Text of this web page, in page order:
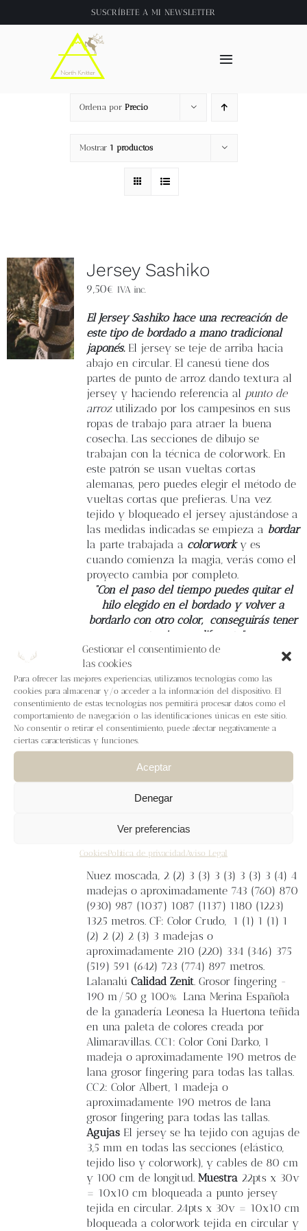
Gestionar el consentimiento de
las cookies
Para ofrecer las mejores experiencias, utilizamos tecnologías como las
cookies para almacenar y/o acceder a la información del dispositivo. El
consentimiento de estas tecnologías nos permitirá procesar datos como el
comportamiento de navegación o las identificaciones únicas en este sitio.
No consentir o retirar el consentimiento, puede afectar negativamente a
ciertas características y funciones.
Aceptar
Denegar
Ver preferencias
CookiesPolítica de privacidad Aviso Legal
al
SUSCRÍBETE A MI NEWSLETTER
Toggle
Inicio
About
Tienda
Videos
Blog
Contacto
Newsletter
Carrito
Ordena por Precio
Mostrar 1 productos
Jersey Sashiko
9,50€ IVA inc.
El Jersey Sashiko hace una recreación de
este tipo de bordado a mano tradicional
japonés.El jersey se teje de arriba hacia
abajo en circular. El canesú tiene dos
partes de punto de arroz dando textura al
jersey y haciendo referencia al punto de
arrozutilizado por los campesinos en sus
ropas de trabajo para atraer la buena
cosecha. Las secciones de dibujo se
trabajan con la técnica de colorwork. En
este patrón se usan vueltas cortas
alemanas, pero puedes elegir el método de
vueltas cortas que prefieras. Una vez
tejido y bloqueado el jersey ajustándose a
las medidas indicadas se empieza a bordar
la parte trabajada a colorwork y es
cuando comienza la magia, verás como el
proyecto cambia por completo.
“Con el paso del tiempo puedes quitar el
hilo elegido en el bordado y volver a
bordarlo con otro color, conseguirás tener
otro jersey diferente”
Tallas1 (2) 3 (4) 5 (6) 7 (8) 9 (10) 11
Medidas finalesContorno de pecho: 82 (85)
93 (97) 105 (113) 120 (125) 133 (138) 150 cm.
Contorno de manga: 26 (26,5) 29 (30) 32
(34) 37,5 (39) 39,5 (47,5) 48,5 cm. Manga: 38
(38) 40 (40) 43 (43) 43 (43) 43 (43) 44 cm.
Largo total (versión corto): 32 (32) 32 (32)
32 (34) 34 (34) 34 (34) 34 cm. Largo total
(versión largo): 36 (36) 36 (36) 36 (38) 38
(38) 38 (38) 38 cm.
100% Lana Merina Española sin teñir de la
procesada por Wooldreamers. CP: Color
Nuez moscada, 2 (2) 3 (3) 3 (3) 3 (3) 3 (4) 4
madejas o aproximadamente 743 (760) 870
(930) 987 (1037) 1087 (1137) 1180 (1223)
1325 metros. CF: Color Crudo, 1 (1) 1 (1) 1
(2) 2 (2) 2 (3) 3 madejas o
aproximadamente 210 (220) 334 (346) 375
(519) 591 (642) 723 (774) 897 metros.
Lalanalú Calidad Zenit. Grosor fingering -
190 m/50 g 100% Lana Merina Española
de la ganadería Leonesa la Huertona teñida
en una paleta de colores creada por
Alimaravillas. CC1: Color Coni Darko, 1
madeja o aproximadamente 190 metros de
lana grosor fingering para todas las tallas.
CC2: Color Albert, 1 madeja o
aproximadamente 190 metros de lana
grosor fingering para todas las tallas.
Agujas El jersey se ha tejido con agujas de
3,5 mm en todas las secciones (elástico,
tejido liso y colorwork), y cables de 80 cm
y 100 cm de longitud. Muestra 22pts x 30v
= 10x10 cm bloqueada a punto jersey
tejida en circular. 24pts x 30v = 10x10 cm
bloqueada a colorwork tejida en circular y